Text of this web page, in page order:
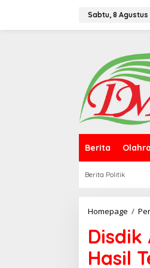
Sabtu, 8 Agustus
Berita
Berita Politik
Homepage /
Hasil